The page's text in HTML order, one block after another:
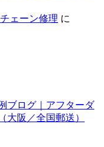
ェーン修理 に
ブログ｜アフターダ
大阪／全国郵送）